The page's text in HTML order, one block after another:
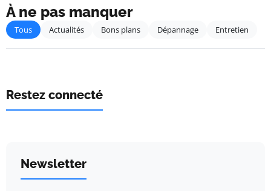
À ne pas manquer
Tous Actualités Bons plans Dépannage Entretien
Restez connecté
Newsletter